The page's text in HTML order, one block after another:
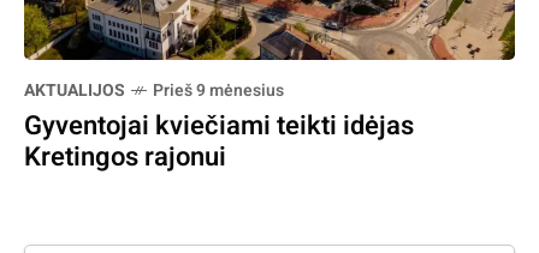
AKTUALIJOS Prieš 9 mėnesius
Gyventojai kviečiami teikti idėjas
Kretingos rajonui